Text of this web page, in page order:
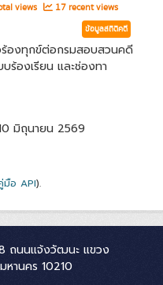
views 17 recent views
ข้อมูลสถิติคดี
ร้องทุกข์ต่อกรมสอบสวนคดี
ร้องเรียน และช่องทา
มิถุนายน 2569
มือ API).
ถนนแจ้งวัฒนะ แขวง
านคร 10210